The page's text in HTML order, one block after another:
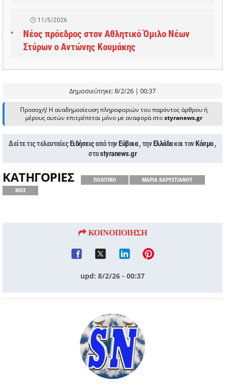
11/5/2026
Νέος πρόεδρος στον Αθλητικό Όμιλο Νέων
Στύρων ο Αντώνης Κουμάκης
Δημοσιεύτηκε: 8/2/26 | 00:37
Προσοχή! Η αναδημοσίευση πληροφοριών του παρόντος άρθρου ή
μέρους αυτών επιτρέπεται μόνο με αναφορά στοstyranews.gr
Δείτε τις τελευταίεςΕιδήσειςαπό τηνΕύβοια , τηνΕλλάδακαι τονΚόσμο,
στοstyranews.gr
ΚΑΤΗΓΟΡΙΕΣ ΠΟΛΙΤΙΚΗ
ΜΑΡΙΑ ΚΑΡΥΣΤΙΑΝΟΥ
ΧΙΟΣ
ΚΟΙΝΟΠΟΙΗΣΗ
upd: 8/2/26 - 00:37